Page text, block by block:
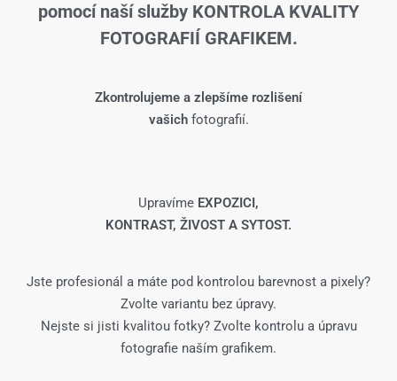
pomocí naší služby KONTROLA KVALITY
FOTOGRAFIÍ GRAFIKEM.
Zkontrolujeme a zlepšíme rozlišení
vašich fotografií.
Upravíme EXPOZICI,
KONTRAST, ŽIVOST A SYTOST.
Jste profesionál a máte pod kontrolou barevnost a pixely?
Zvolte variantu bez úpravy.
Nejste si jisti kvalitou fotky? Zvolte kontrolu a úpravu
fotografie naším grafikem.